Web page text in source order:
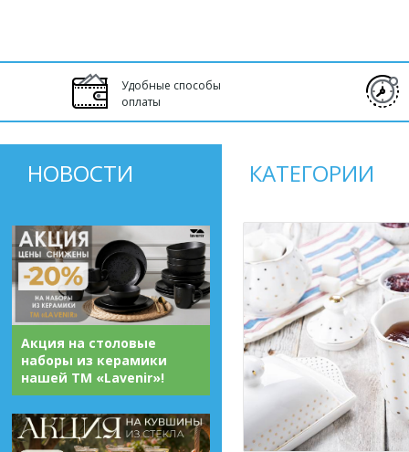
Удобные способы
оплаты
НОВОСТИ
Акция на столовые
наборы из керамики
нашей ТМ «Lavenir»!
КАТЕГОРИИ